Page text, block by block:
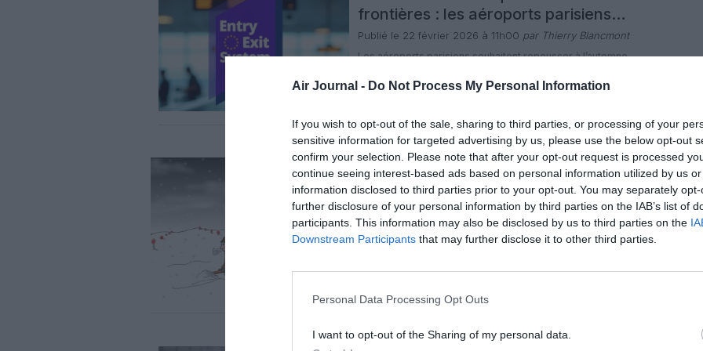
Air Journal - Do Not Process My Personal Information
If you wish to opt-out of the sale, sharing to third parties, or processing of your
sensitive information for targeted advertising by us, please use the below opt-out
confirm your selection. Please note that after your opt-out request is processed
continue seeing interest-based ads based on personal information utilized by us
information disclosed to third parties prior to your opt-out. You may separately
further disclosure of your personal information by third parties on the IAB’s list of
participants. This information may also be disclosed by us to third parties on the
Downstream Participants that may further disclose it to other third parties.
Personal Data Processing Opt Outs
I want to opt-out of the Sharing of my personal data.
frontières : les aéroports parisiens
demandent un sursis
Publié le 22 février 2026 à 11h00 par Thierry Blancmont
Les aéroports parisiens souhaitent repousser à l’automne
d’entrée‑sortie (EES) aux frontières extérieures de l’espace
Schengen. Ils redoutent d’importantes files d’attente si le
Paris‑Charles de Gaulle et Paris‑Orly, demande que la […]
Actualité
Neige en Île-de-France : jusqu’à 30%
de vols annulés dans les aéroports
parisiens
Publié le 15 février 2026 à 07h00par Thierry Blancmont
La Direction générale de l’aviation civile (DGAC) a demandé
les opérations dans un contexte […]